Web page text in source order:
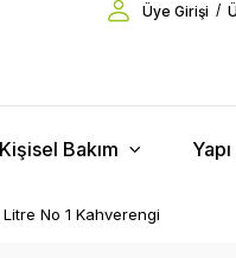
Üye Girişi /
Bakım
No 1 Kahverengi